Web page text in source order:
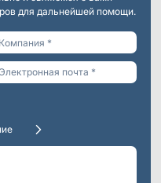
для дальнейшей помощи.